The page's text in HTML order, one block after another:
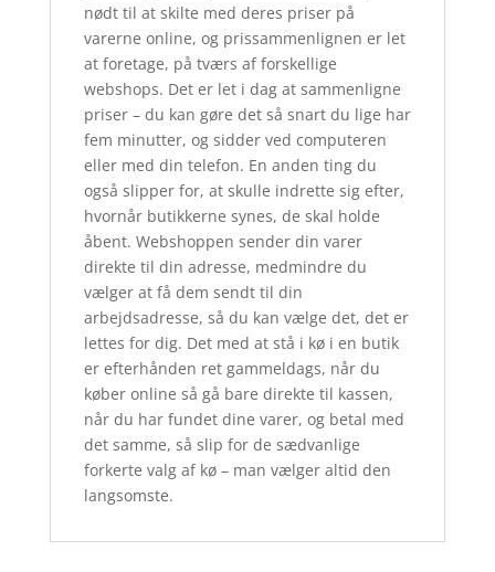
nødt til at skilte med deres priser på
varerne online, og prissammenlignen er let
at foretage, på tværs af forskellige
webshops. Det er let i dag at sammenligne
priser – du kan gøre det så snart du lige har
fem minutter, og sidder ved computeren
eller med din telefon. En anden ting du
også slipper for, at skulle indrette sig efter,
hvornår butikkerne synes, de skal holde
åbent. Webshoppen sender din varer
direkte til din adresse, medmindre du
vælger at få dem sendt til din
arbejdsadresse, så du kan vælge det, det er
lettes for dig. Det med at stå i kø i en butik
er efterhånden ret gammeldags, når du
køber online så gå bare direkte til kassen,
når du har fundet dine varer, og betal med
det samme, så slip for de sædvanlige
forkerte valg af kø – man vælger altid den
langsomste.